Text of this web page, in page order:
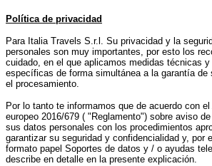
Política de privacidad
Para Italia Travels S.r.l. Su privacidad y la
personales son muy importantes, por esto los
cuidado, en el que aplicamos medidas técnicas
específicas de forma simultánea a la garantía de
el procesamiento.
Por lo tanto te informamos que de acuerdo con
europeo 2016/679 ( "Reglamento") sobre aviso
sus datos personales con los procedimientos
garantizar su seguridad y confidencialidad y, por
formato papel Soportes de datos y / o ayudas
describe en detalle en la presente explicación.